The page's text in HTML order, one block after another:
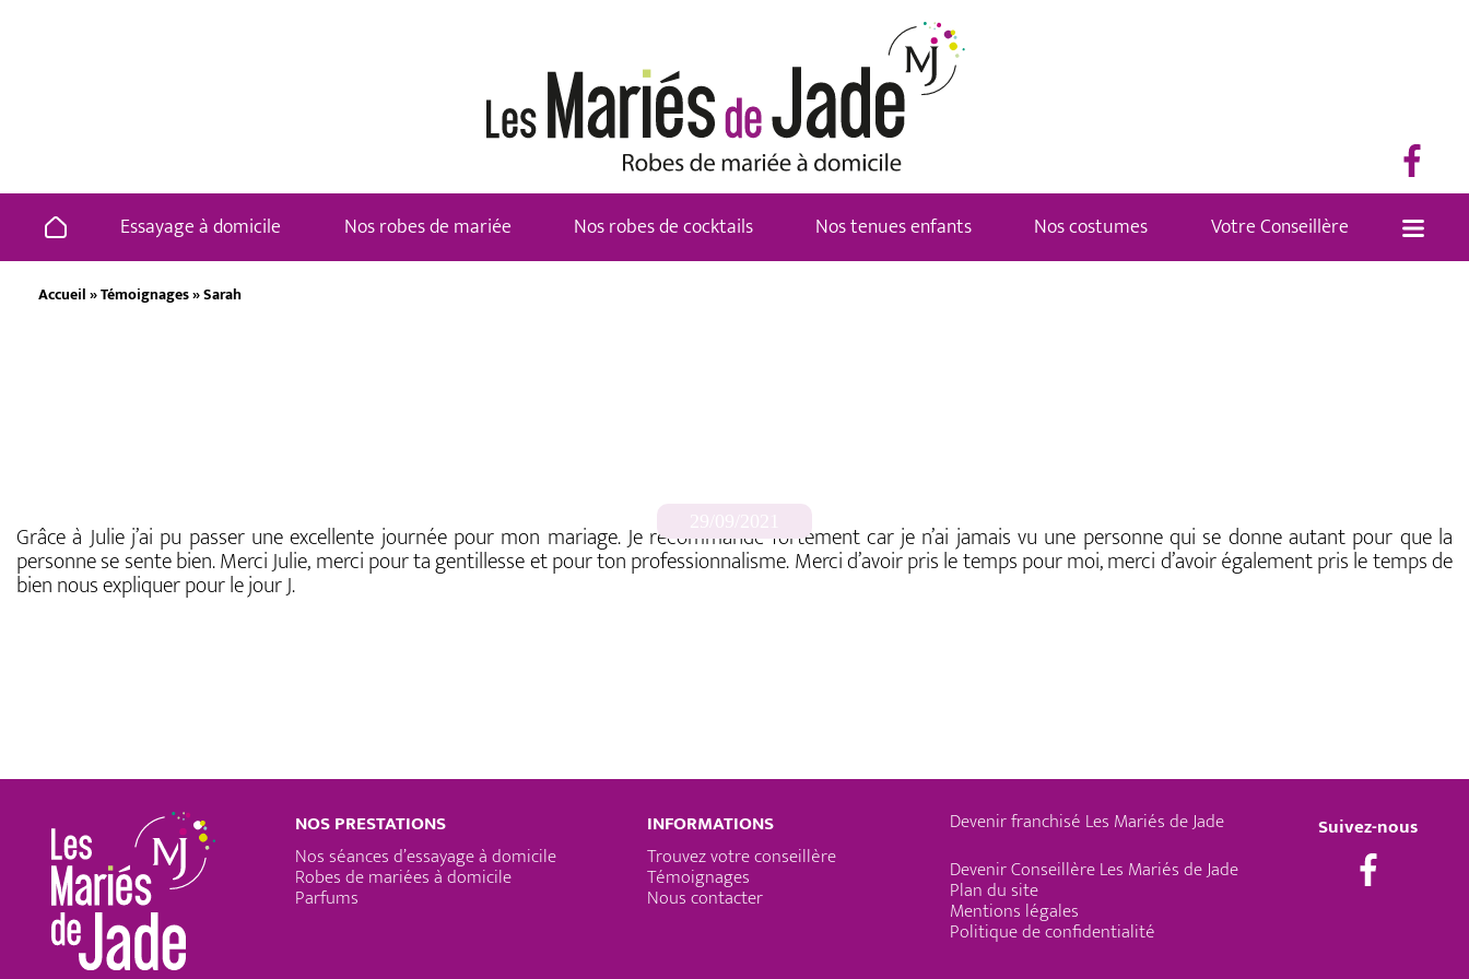
Essayage à domicile Nos robes de mariée Nos robes de cocktails Nos tenues enfants Nos costumes Votre Conseillère
Accueil»Témoignages»Sarah
29/09/2021
Grâce à Julie j’ai pu passer une excellente journée pour mon mariage. Je recommande fortement car je n’ai jamais vu une personne qui se donne autant pour que la
personne se sente bien. Merci Julie, merci pour ta gentillesse et pour ton professionnalisme. Merci d’avoir pris le temps pour moi, merci d’avoir également pris le temps de
bien nous expliquer pour le jour J.
NOS PRESTATIONS
Nos séances d’essayage à domicile
Robes de mariées à domicile
Parfums
INFORMATIONS
Trouvez votre conseillère
Témoignages
Nous contacter
Devenir franchisé Les Mariés de Jade
Devenir Conseillère Les Mariés de Jade
Plan du site
Mentions légales
Politique de confidentialité
Suivez-nous